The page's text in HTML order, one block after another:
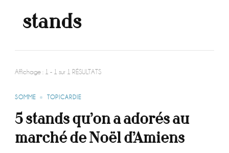
stands
Affichage : 1 - 1 sur 1 RÉSULTATS
SOMME TOPICARDIE
5 stands qu’on a adorés au
marché de Noël d’Amiens